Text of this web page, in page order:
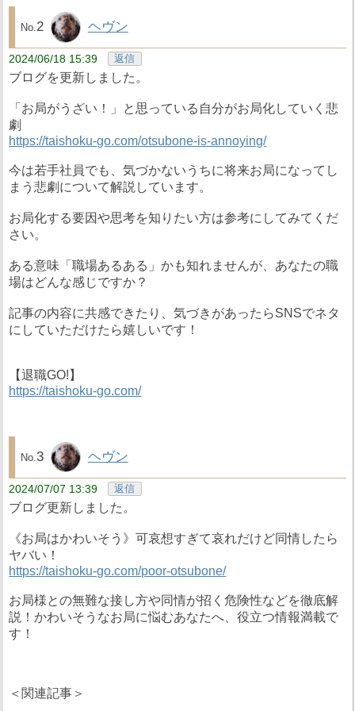
2 ヘヴン
2024/06/18 15:39 返信
ブログを更新しました。
「お局がうざい！」と思っている自分がお局化していく悲
劇
https://taishoku-go.com/otsubone-is-annoying/
今は若手社員でも、気づかないうちに将来お局になってし
まう悲劇について解説しています。
お局化する要因や思考を知りたい方は参考にしてみてくだ
さい。
ある意味「職場あるある」かも知れませんが、あなたの職
場はどんな感じですか？
記事の内容に共感できたり、気づきがあったらSNSでネタ
にしていただけたら嬉しいです！
【退職GO!】
https://taishoku-go.com/
3 ヘヴン
2024/07/07 13:39 返信
ブログ更新しました。
《お局はかわいそう》可哀想すぎて哀れだけど同情したら
ヤバい！
https://taishoku-go.com/poor-otsubone/
お局様との無難な接し方や同情が招く危険性などを徹底解
説！かわいそうなお局に悩むあなたへ、役立つ情報満載で
す！
＜関連記事＞